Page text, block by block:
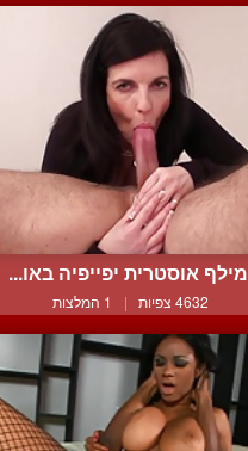
מילף אוסטרית יפייפיה באו...
4632 צפיות | 1 המלצות